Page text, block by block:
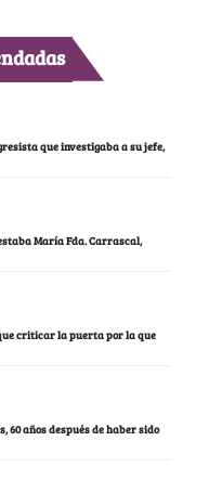
que investigaba a su jefe,
María Fda. Carrascal,
criticar la puerta por la que
60 años después de haber sido